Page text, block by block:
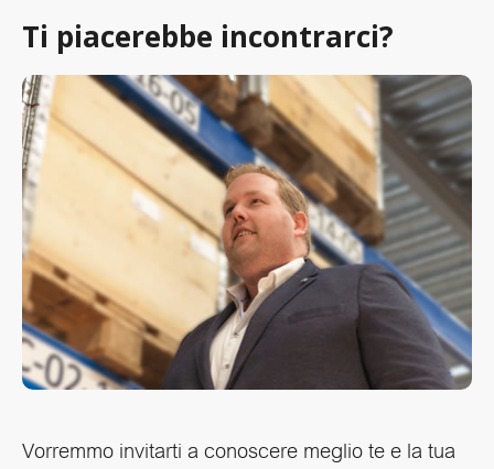
Ti piacerebbe incontrarci?
Vorremmo invitarti a conoscere meglio te e la tua